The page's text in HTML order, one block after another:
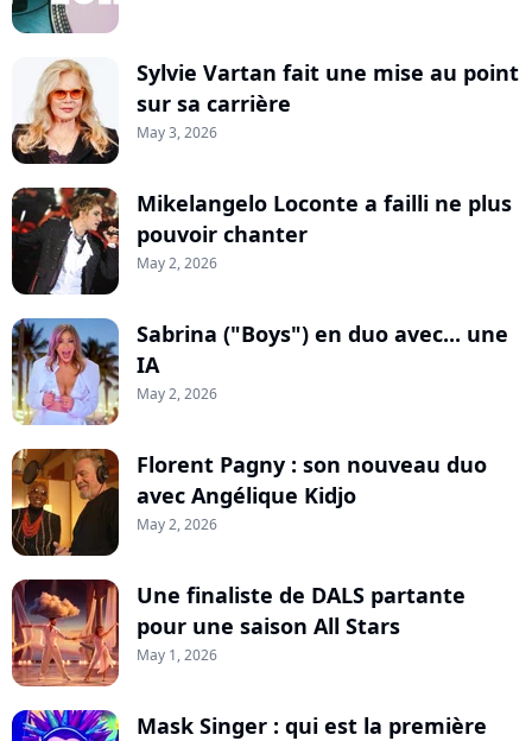
Sylvie Vartan fait une mise au point
sur sa carrière
May 3, 2026
Mikelangelo Loconte a failli ne plus
pouvoir chanter
May 2, 2026
Sabrina ("Boys") en duo avec... une
IA
May 2, 2026
Florent Pagny : son nouveau duo
avec Angélique Kidjo
May 2, 2026
Une finaliste de DALS partante
pour une saison All Stars
May 1, 2026
Mask Singer : qui est la première